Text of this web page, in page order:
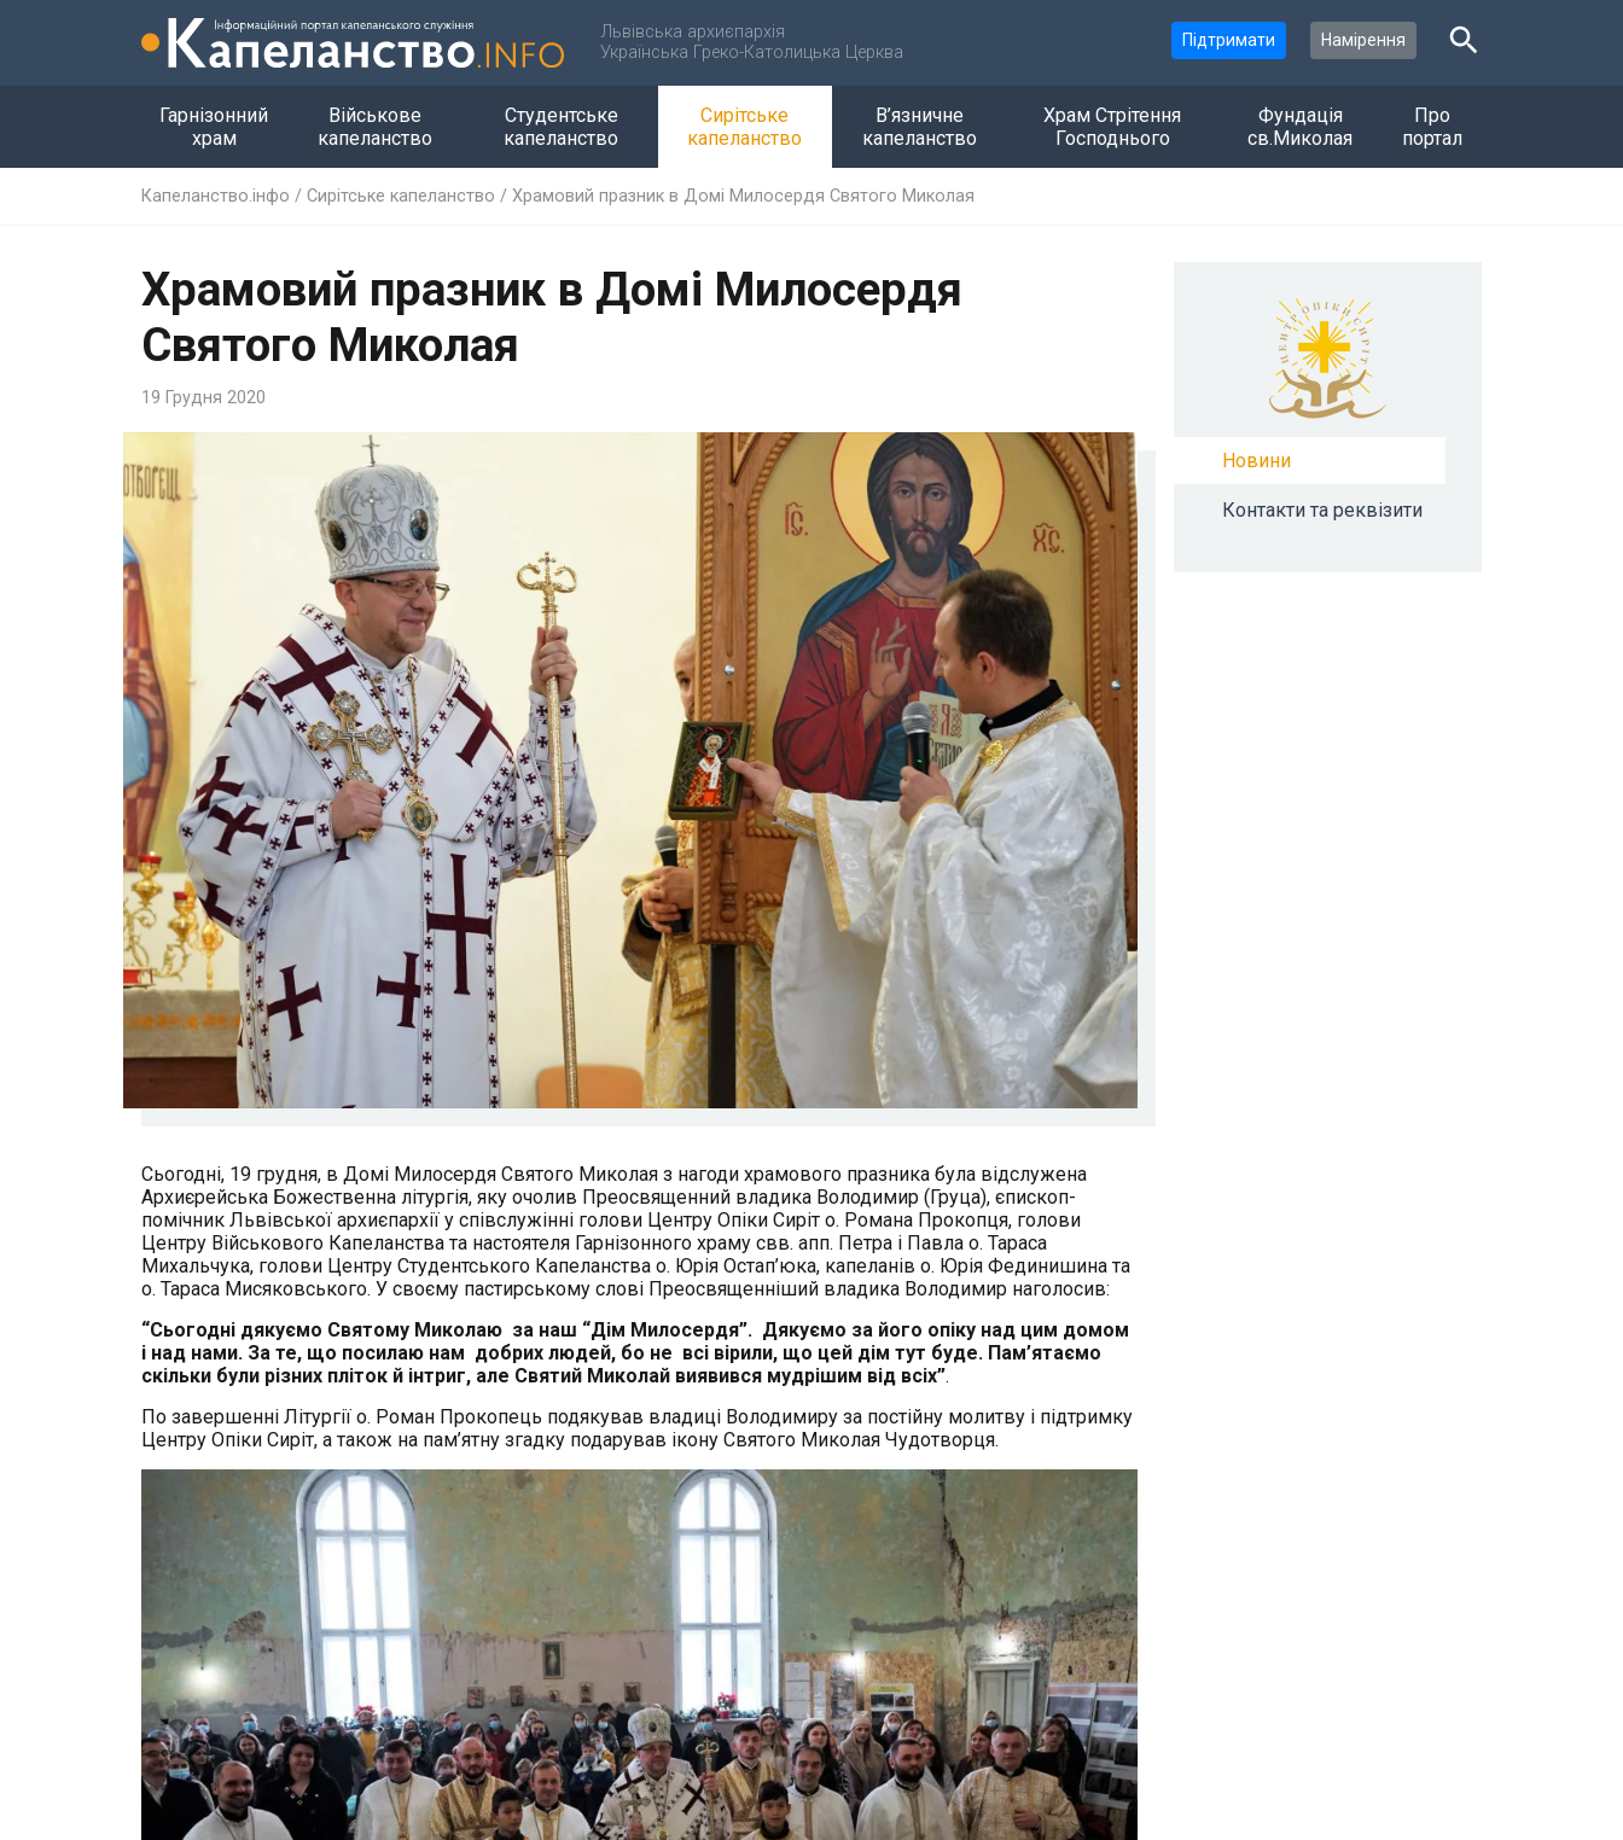
Львівська архиєпархія
Українська Греко-Католицька Церква
Підтримати Намірення
Гарнізонний
храм
Військове
капеланство
Студентське
капеланство
Сирітське
капеланство
В’язничне
капеланство
Храм Стрітення
Господнього
Фундація
св.Миколая
Про
портал
Капеланство.інфо / Сирітське капеланство / Храмовий празник в Домі Милосердя Святого Миколая
Храмовий празник в Домі Милосердя
Святого Миколая
19 Грудня 2020
Сьогодні, 19 грудня, в Домі Милосердя Святого Миколая з нагоди храмового празника була відслужена
Архиєрейська Божественна літургія, яку очолив Преосвященний владика Володимир (Груца), єпископ-
помічник Львівської архиєпархії у співслужінні голови Центру Опіки Сиріт о. Романа Прокопця, голови
Центру Військового Капеланства та настоятеля Гарнізонного храму свв. апп. Петра і Павла о. Тараса
Михальчука, голови Центру Студентського Капеланства о. Юрія Остап’юка, капеланів о. Юрія Фединишина та
о. Тараса Мисяковського. У своєму пастирському слові Преосвященніший владика Володимир наголосив:
“Сьогодні дякуємо Святому Миколаю за наш “Дім Милосердя”. Дякуємо за його опіку над цим домом
і над нами. За те, що посилаю нам добрих людей, бо не всі вірили, що цей дім тут буде. Пам’ятаємо
скільки були різних пліток й інтриг, але Святий Миколай виявився мудрішим від всіх”.
По завершенні Літургії о. Роман Прокопець подякував владиці Володимиру за постійну молитву і підтримку
Центру Опіки Сиріт, а також на пам’ятну згадку подарував ікону Святого Миколая Чудотворця.
Новини
Контакти та реквізити